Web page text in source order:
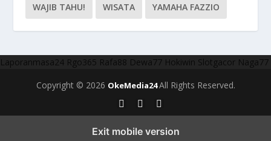
WAJIB TAHU! WISATA YAMAHA FAZZIO
Laporanmasa24 Rgo365 Rafa88 Dewa77 Hokiwin Slotgacor Naga77
Copyright © 2026 OkeMedia24All Rights Reserved.
Exit mobile version